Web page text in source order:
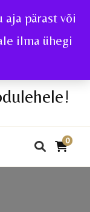
aja pärast või
ilma ühegi
0